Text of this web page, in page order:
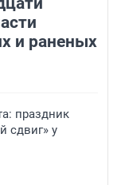
и раненых
праздник
сдвиг» у